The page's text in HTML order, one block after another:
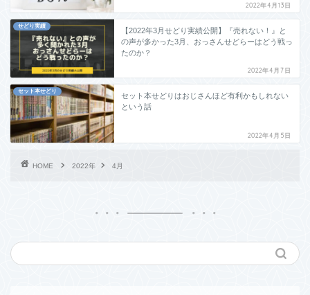
2022年4月13日
せどり実績
【2022年3月せどり実績公開】『売れない！』と
の声が多かった3月、おっさんせどらーはどう戦っ
たのか？
2022年4月7日
セット本せどり
セット本せどりはおじさんほど有利かもしれない
という話
2022年4月5日
HOME 2022年 4月